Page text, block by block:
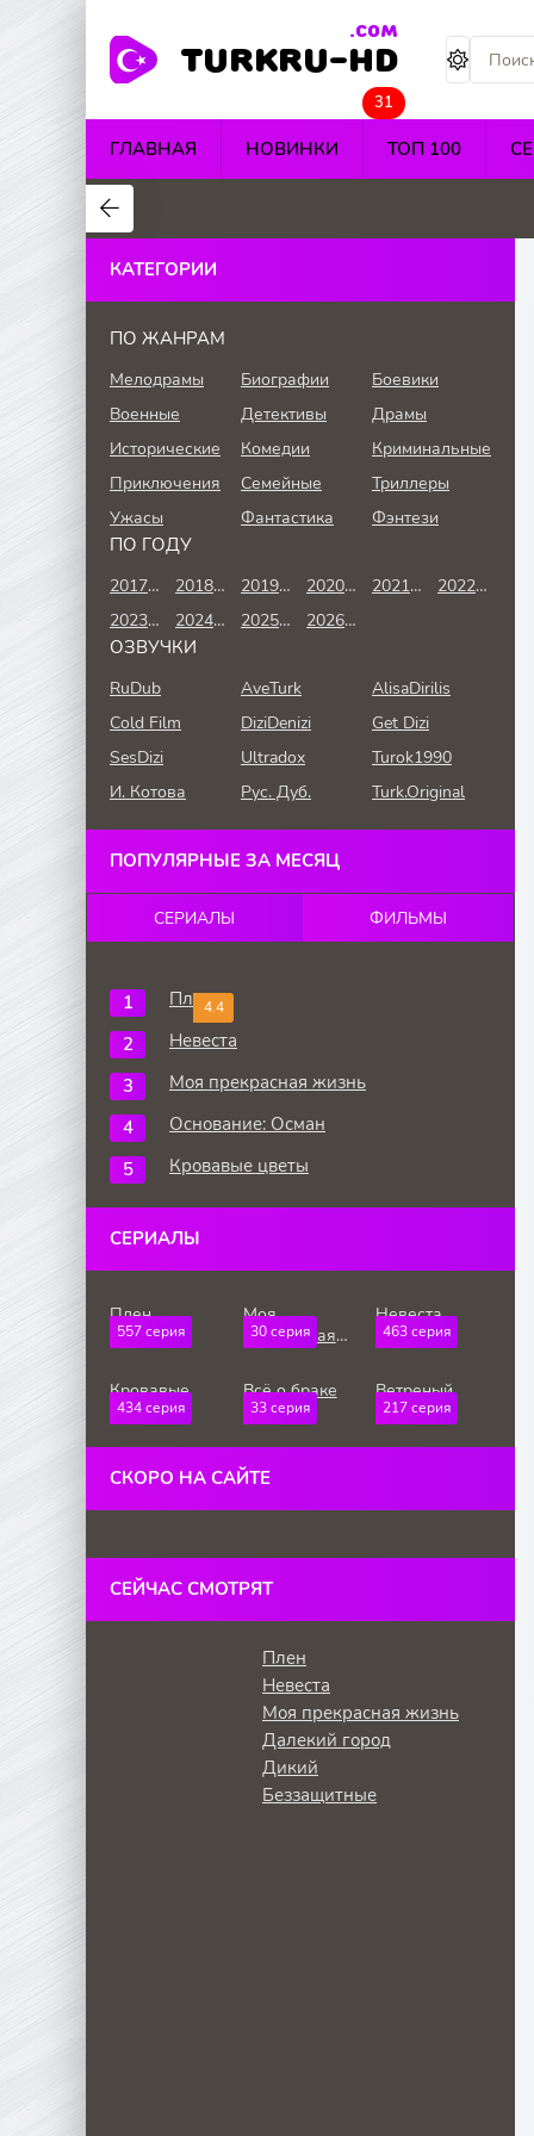
TURKRU-HD
.COM
ГЛАВНАЯ НОВИНКИ
31
ТОП 100
4.4
КАТЕГОРИИ
ПО ЖАНРАМ
Мелодрамы Биографии
Боевики
Военные
Детективы
Драмы
Исторические
Комедии
Криминальные
Приключения
Семейные
Триллеры
Ужасы
Фантастика Фэнтези
ПО ГОДУ
2017 год 2018 год 2019 год 2020 год 2021 год
2022 год
2023 год
2024 год 2025 год 2026 год
ОЗВУЧКИ
RuDub AveTurk
AlisaDirilis
Cold Film
DiziDenizi
Get Dizi
SesDizi
Ultradox
Turok1990
И. Котова
Рус. Дуб. Turk.Original
ПОПУЛЯРНЫЕ ЗА МЕСЯЦ
СЕРИАЛЫ ФИЛЬМЫ
4.4
Плен
Невеста
Моя прекрасная жизнь
Основание: Осман
Кровавые цветы
СЕРИАЛЫ
557 серия
Плен
30 серия
Моя
прекрасная
463 серия
Невеста
434 серия
Кровавые
цветы
33 серия
Всё о браке
217 серия
Ветреный
холм
СКОРО НА САЙТЕ
СЕЙЧАС СМОТРЯТ
Плен
Невеста
Моя прекрасная жизнь
Далекий город
Дикий
Беззащитные